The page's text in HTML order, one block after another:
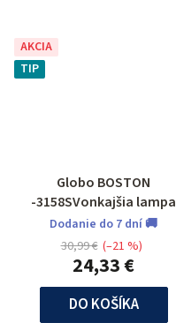
AKCIA
TIP
Globo BOSTON
-3158SVonkajšia lampa
Dodanie do 7 dní 🚚
24,33 €
30,99 € (–21 %)
DO KOŠÍKA